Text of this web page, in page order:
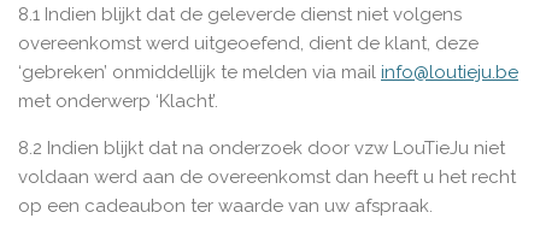
8.1 Indien blijkt dat de geleverde dienst niet volgens
overeenkomst werd uitgeoefend, dient de klant, deze
‘gebreken’ onmiddellijk te melden via mail info@loutieju.be
met onderwerp ‘Klacht’.
8.2 Indien blijkt dat na onderzoek door vzw LouTieJu niet
voldaan werd aan de overeenkomst dan heeft u het recht
op een cadeaubon ter waarde van uw afspraak.